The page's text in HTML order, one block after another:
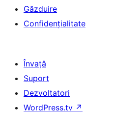
Găzduire
Confidențialitate
Învață
Suport
Dezvoltatori
WordPress.tv ↗